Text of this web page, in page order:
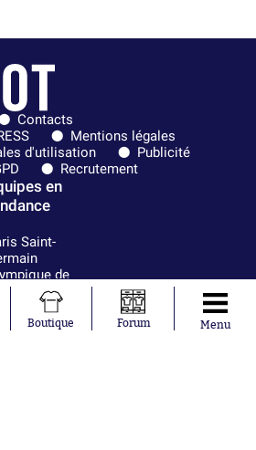
Contacts
Mentions légales
d'utilisation
Publicité
Recrutement
en
Saint-
de
Madrid
Boutique Forum Menu